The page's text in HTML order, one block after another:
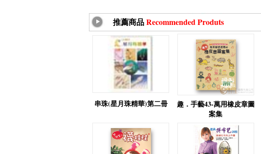
推薦商品Recommended Produts
串珠(星月珠精華)第二冊
趣．手藝43-萬用橡皮章圖
案集